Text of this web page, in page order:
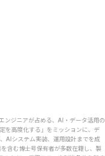
ンジニアが占める、AI・データ活用の
を高度化する」をミッションに、デ
AIシステム実装、運用設計までを成
含む博士号保有者が多数在籍し、製